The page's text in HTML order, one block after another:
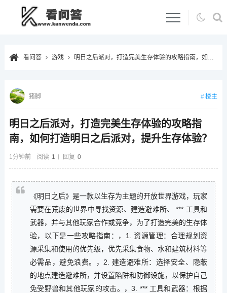
看问答 游戏 明日之后派对，打造完美生存体验的攻略指南，如何打造明日之后派对，提升生存体验？
明日之后派对，打造完美生存体验的攻略指
南，如何打造明日之后派对，提升生存体验？
1分钟前 阅读 1 回复 0
猪脚 楼主
《明日之后》是一款以生存为主题的开放世界游戏，玩家
需要在荒废的世界中寻找资源、建造避难所、 *** 工具和
武器，并与其他玩家合作或竞争，为了打造完美的生存体
验，以下是一些攻略指南：，1. 资源管理：合理规划资
源采集和使用的优先级，优先采集食物、水和建筑材料等
必需品，避免浪费。，2. 建造避难所：选择安全、隐蔽
的地点建造避难所，并设置陷阱和防御设施，以保护自己
免受野兽和其他玩家的攻击。，3. *** 工具和武器：根据